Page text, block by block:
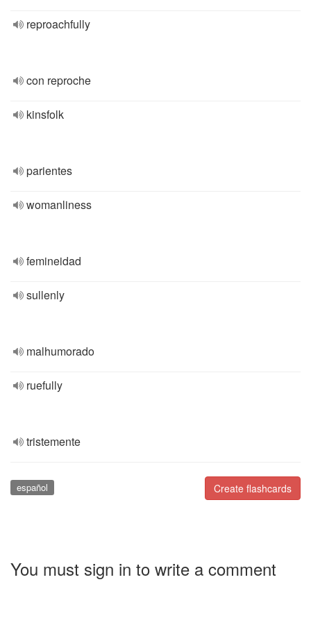
reproachfully
con reproche
kinsfolk
parientes
womanliness
femineidad
sullenly
malhumorado
ruefully
tristemente
Create flashcards
español
You must sign in to write a comment